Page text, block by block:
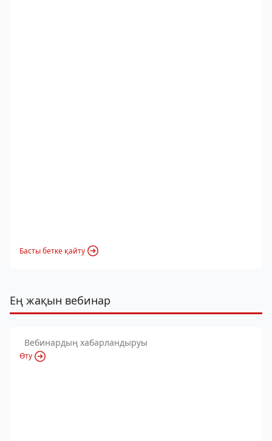
Басты бетке қайту
Ең жақын вебинар
Вебинардың хабарландыруы
Өту